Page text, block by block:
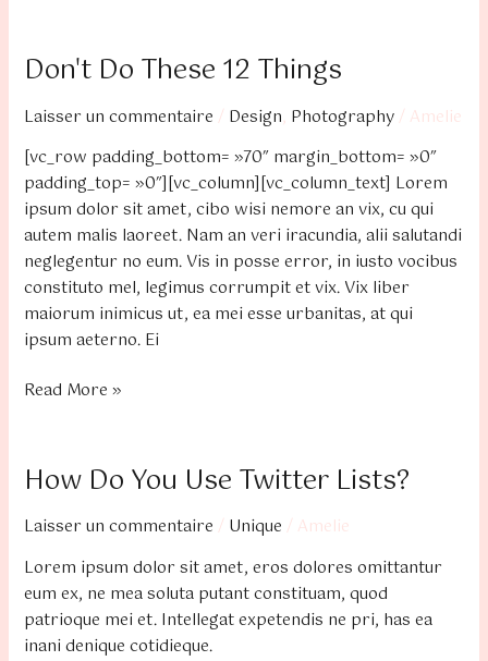
Don't Do These 12 Things
Laisser un commentaire / Design, Photography / Amelie
[vc_row padding_bottom= »70″ margin_bottom= »0″
padding_top= »0″][vc_column][vc_column_text] Lorem
ipsum dolor sit amet, cibo wisi nemore an vix, cu qui
autem malis laoreet. Nam an veri iracundia, alii salutandi
neglegentur no eum. Vis in posse error, in iusto vocibus
constituto mel, legimus corrumpit et vix. Vix liber
maiorum inimicus ut, ea mei esse urbanitas, at qui
ipsum aeterno. Ei
Don't
These
12
Things
Read More »
How Do You Use Twitter Lists?
Laisser un commentaire / Unique / Amelie
Lorem ipsum dolor sit amet, eros dolores omittantur
eum ex, ne mea soluta putant constituam, quod
patrioque mei et. Intellegat expetendis ne pri, has ea
inani denique cotidieque.
How
You
Use
Lists?